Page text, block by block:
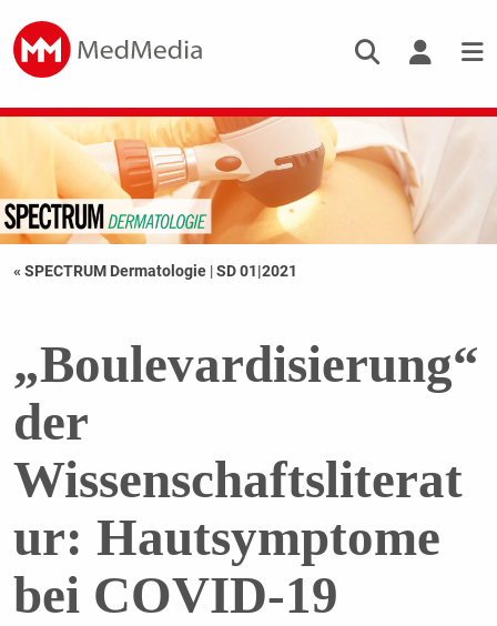
« SPECTRUM Dermatologie |SD 01|2021
„Boulevardisierung“
der
Wissenschaftsliterat
ur: Hautsymptome
bei COVID-19